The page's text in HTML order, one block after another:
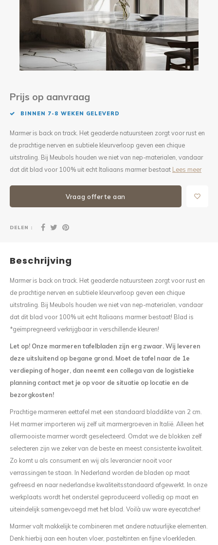
Prijs op aanvraag
BINNEN 7-8 WEKEN GELEVERD
Marmer is back on track. Het geaderde natuursteen zorgt voor rust en
de prachtige nerven en subtiele kleurverloop geven een chique
uitstraling. Bij Meubols houden we niet van nep-materialen, vandaar
dat dit blad voor 100% uit echt Italiaans marmer bestaat Lees meer
Vraag offerte aan
DELEN :
Beschrijving
Marmer is back on track. Het geaderde natuursteen zorgt voor rust en
de prachtige nerven en subtiele kleurverloop geven een chique
uitstraling. Bij Meubols houden we niet van nep-materialen, vandaar
dat dit blad voor 100% uit echt Italiaans marmer bestaat! Blad is
*geïmpregneerd verkrijgbaar in verschillende kleuren!
Let op! Onze marmeren tafelbladen zijn erg zwaar. Wij leveren
deze uitsluitend op begane grond. Moet de tafel naar de 1e
verdieping of hoger, dan neemt een collega van de logistieke
planning contact met je op voor de situatie op locatie en de
bezorgkosten!
Prachtige marmeren eettafel met een standaard bladdikte van 2 cm.
Het marmer importeren wij zelf uit marmergroeven in Italië. Alleen het
allermooiste marmer wordt geselecteerd. Omdat we de blokken zelf
selecteren zijn we zeker van de beste en meest consistente kwaliteit.
Zo komt u als consument en wij als leverancier nooit voor
verrassingen te staan. In Nederland worden de bladen op maat
gefreesd en naar nederlandse kwaliteitsstandaard afgewerkt. In onze
werkplaats wordt het onderstel geproduceerd volledig op maat en
uiteindelijk samengevoegd met het blad. Voilà uw ware eyecatcher!
Marmer valt makkelijk te combineren met andere natuurlijke elementen.
Denk hierbij aan een houten vloer, pasteltinten en fijne vloerkleden.